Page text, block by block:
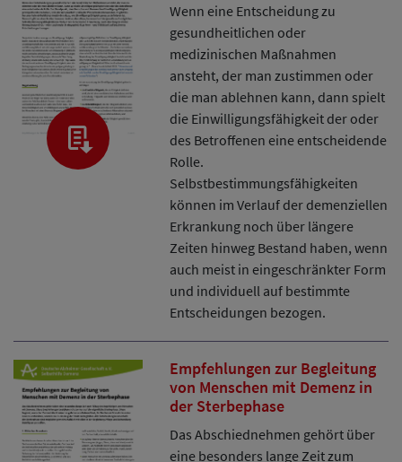
Wenn eine Entscheidung zu
gesundheitlichen oder
medizinischen Maßnahmen
ansteht, der man zustimmen oder
die man ablehnen kann, dann spielt
die Einwilligungsfähigkeit der oder
des Betroffenen eine entscheidende
Rolle.
Selbstbestimmungsfähigkeiten
können im Verlauf der demenziellen
Erkrankung noch über längere
Zeiten hinweg Bestand haben, wenn
auch meist in eingeschränkter Form
und individuell auf bestimmte
Entscheidungen bezogen.
Empfehlungen zur Begleitung
von Menschen mit Demenz in
der Sterbephase
Das Abschiednehmen gehört über
eine besonders lange Zeit zum